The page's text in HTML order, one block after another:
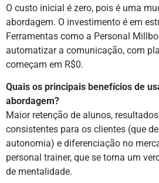
O custo inicial é zero, pois é uma
abordagem. O investimento é em
Ferramentas como a Personal
automatizar a comunicação, com
começam em R$0.
Quais os principais benefícios de
abordagem?
Maior retenção de alunos,
consistentes para os clientes (que
autonomia) e diferenciação no
personal trainer, que se torna um
de mentalidade.